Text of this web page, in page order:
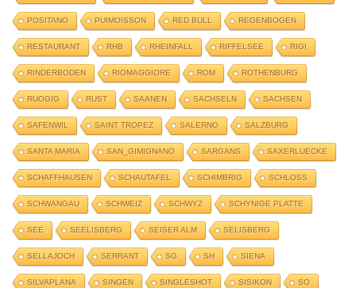
POSITANO PUIMOISSON RED BULL REGENBOGEN
RESTAURANT RHB RHEINFALL RIFFELSEE RIGI
RINDERBODEN RIOMAGGIORE ROM ROTHENBURG
RUOGIG RUST SAANEN SACHSELN SACHSEN
SAFENWIL SAINT TROPEZ SALERNO SALZBURG
SANTA MARIA SAN_GIMIGNANO SARGANS SAXERLUECKE
SCHAFFHAUSEN SCHAUTAFEL SCHIMBRIG SCHLOSS
SCHWANGAU SCHWEIZ SCHWYZ SCHYNIGE PLATTE
SEE SEELISBERG SEISER ALM SELISBERG
SELLAJOCH SERRANT SG SH SIENA
SILVAPLANA SINGEN SINGLESHOT SISIKON SO